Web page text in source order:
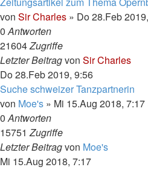
von Sir Charles » Do 28.Feb
0Antworten
21604Zugriffe
Letzter Beitragvon Sir Charles
Do 28.Feb 2019, 9:56
Suche schweizer Tanzpartnerin
von Moe's » Mi 15.Aug 2018, 7:17
0Antworten
15751Zugriffe
Letzter Beitragvon Moe's
Mi 15.Aug 2018, 7:17